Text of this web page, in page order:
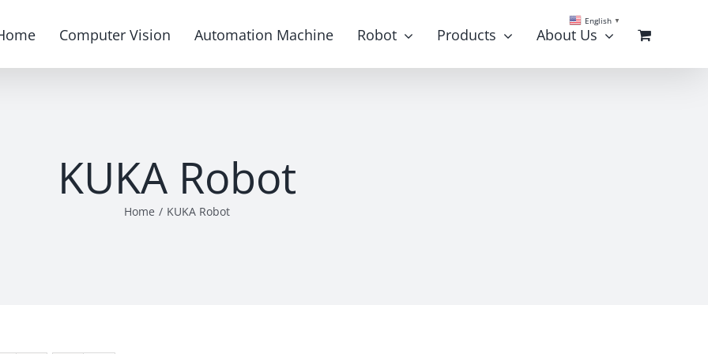
Computer Vision Automation Machine Robot Products About Us
KUKA Robot
Home / KUKA Robot
English ▼